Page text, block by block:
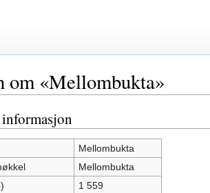
om «Mellombukta»
Mellombukta
Mellombukta
1 559